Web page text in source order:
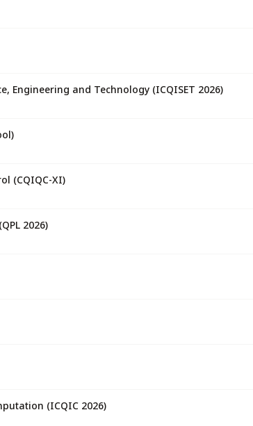
and Technology (ICQISET 2026)
(CQIQC-XI)
2026)
(ICQIC 2026)